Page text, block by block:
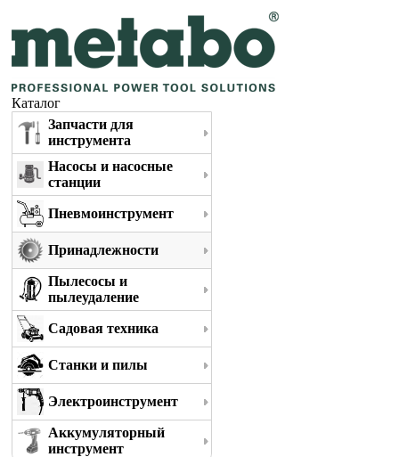
Каталог
Запчасти для
инструмента
Насосы и насосные
станции
Пневмоинструмент
Принадлежности
Пылесосы и
пылеудаление
Садовая техника
Станки и пилы
Электроинструмент
Аккумуляторный
инструмент